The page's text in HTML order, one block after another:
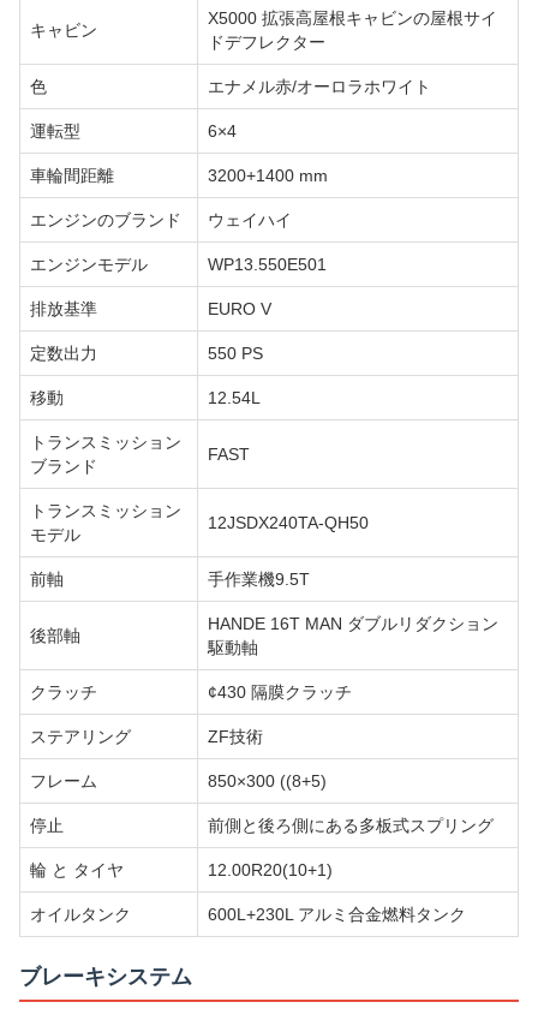
キャビン
X5000 拡張高屋根キャビンの屋根サイ
ドデフレクター
色 エナメル赤/オーロラホワイト
運転型 6×4
車輪間距離 3200+1400 mm
エンジンのブランド ウェイハイ
エンジンモデル WP13.550E501
排放基準 EURO V
定数出力 550 PS
移動 12.54L
トランスミッション
ブランド
FAST
トランスミッション
モデル
12JSDX240TA-QH50
前軸 手作業機9.5T
後部軸
HANDE 16T MAN ダブルリダクション
駆動軸
クラッチ ¢430 隔膜クラッチ
ステアリング ZF技術
フレーム 850×300 ((8+5)
停止 前側と後ろ側にある多板式スプリング
輪 と タイヤ 12.00R20(10+1)
オイルタンク 600L+230L アルミ合金燃料タンク
ブレーキシステム